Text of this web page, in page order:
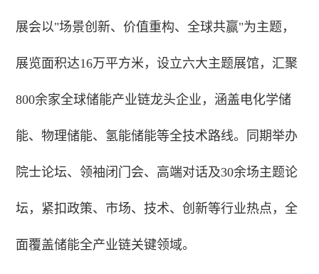
展会以"场景创新、价值重构、全球共赢"为主题，
展览面积达16万平方米，设立六大主题展馆，汇聚
800余家全球储能产业链龙头企业，涵盖电化学储
能、物理储能、氢能储能等全技术路线。同期举办
院士论坛、领袖闭门会、高端对话及30余场主题论
坛，紧扣政策、市场、技术、创新等行业热点，全
面覆盖储能全产业链关键领域。